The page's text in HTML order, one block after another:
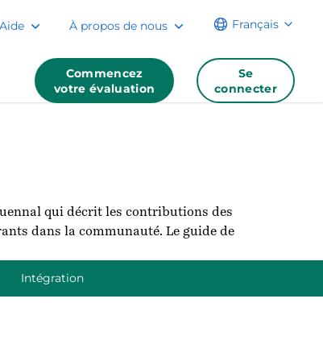
Aide À propos de nous Français
Commencez
votre évaluation
Se
connecter
qui décrit les contributions des
dans la communauté. Le guide de
Intégration